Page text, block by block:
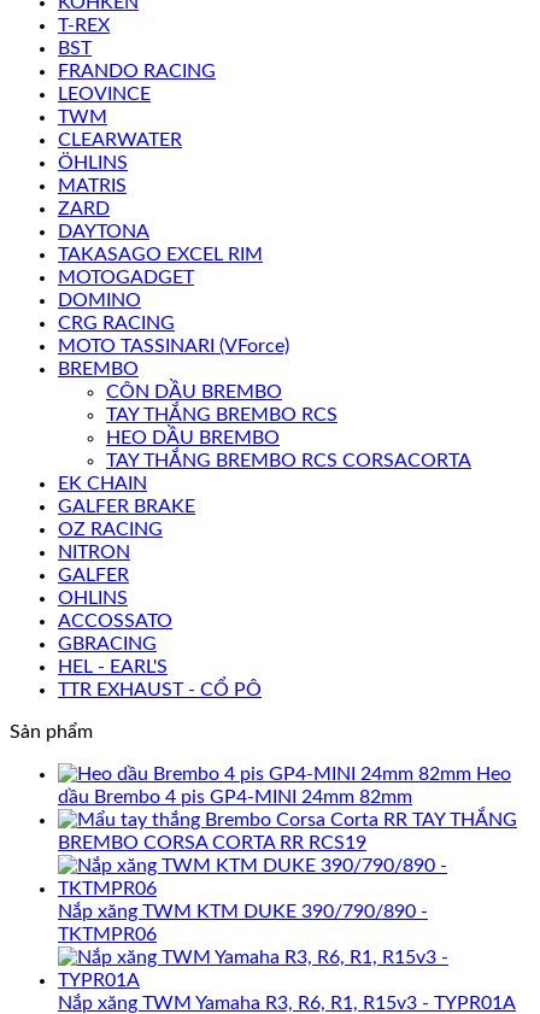
T-REX
BST
FRANDO RACING
LEOVINCE
TWM
CLEARWATER
ÖHLINS
MATRIS
ZARD
DAYTONA
TAKASAGO EXCEL RIM
MOTOGADGET
DOMINO
CRG RACING
MOTO TASSINARI (VForce)
BREMBO
CÔN DẦU BREMBO
TAY THẮNG BREMBO RCS
HEO DẦU BREMBO
TAY THẮNG BREMBO RCS CORSACORTA
EK CHAIN
GALFER BRAKE
OZ RACING
NITRON
GALFER
OHLINS
ACCOSSATO
GBRACING
HEL - EARL'S
TTR EXHAUST - CỔ PÔ
Sản phẩm
Heo
dầu Brembo 4 pis GP4-MINI 24mm 82mm
TAY THẮNG
BREMBO CORSA CORTA RR RCS19
Nắp xăng TWM KTM DUKE 390/790/890 -
TKTMPR06
Nắp xăng TWM Yamaha R3, R6, R1, R15v3 - TYPR01A